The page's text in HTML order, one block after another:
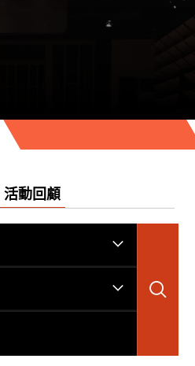
活動回顧